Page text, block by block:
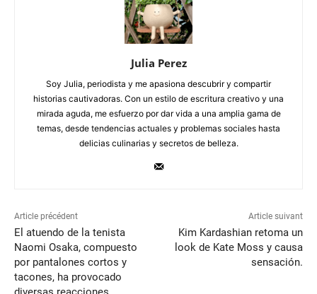
Julia Perez
Soy Julia, periodista y me apasiona descubrir y compartir
historias cautivadoras. Con un estilo de escritura creativo y una
mirada aguda, me esfuerzo por dar vida a una amplia gama de
temas, desde tendencias actuales y problemas sociales hasta
delicias culinarias y secretos de belleza.
Article précédent
El atuendo de la tenista
Naomi Osaka, compuesto
por pantalones cortos y
tacones, ha provocado
Article suivant
Kim Kardashian retoma un
look de Kate Moss y causa
sensación.